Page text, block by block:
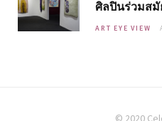
ศิลปินร่วมสมั
ART EYE VIEW
© 2020